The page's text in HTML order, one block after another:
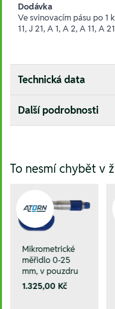
Dodávka
Ve svinovacím pásu po 1
11, J 21, A 1, A 2, A 11, A 21
Technická data
Další podrobnosti
To nesmí chybět v
Mikrometrické
měřidlo 0-25
mm, v pouzdru
1.325,00 Kč